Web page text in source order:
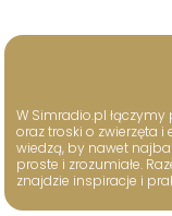
W Simradio.pl
oraz troski o zwierzęta
wiedzą, by nawet
proste i zrozumiałe.
znajdzie inspiracje i